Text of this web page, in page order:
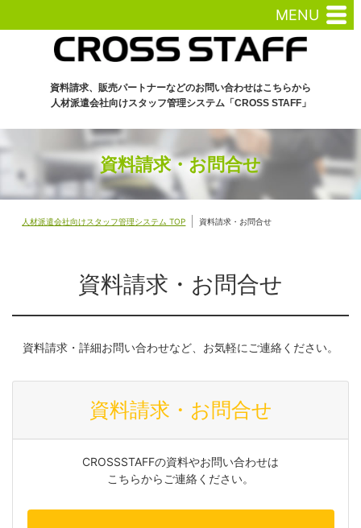
資料請求、販売パートナーなどのお問い合わせはこちらから
人材派遣会社向けスタッフ管理システム「CROSS STAFF」
MENU
資料請求・お問合せ
人材派遣会社向けスタッフ管理システム TOP 資料請求・お問合せ
資料請求・お問合せ
資料請求・詳細お問い合わせなど、お気軽にご連絡ください。
資料請求・お問合せ
CROSSSTAFFの資料やお問い合わせは
こちらからご連絡ください。